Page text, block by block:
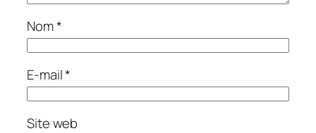
Nom*
E-mail*
Site web